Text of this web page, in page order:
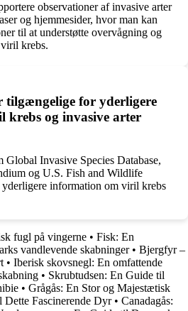
observationer af invasive arter
og hjemmesider, hvor man kan
til at understøtte overvågning og
krebs.
tilgængelige for yderligere
og invasive arter
Global Invasive Species Database,
og U.S. Fish and Wildlife
information om viril krebs
fugl på vingerne • Fisk: En
vandlevende skabninger• Bjergfyr –
• Iberisk skovsnegl: En omfattende
• Skrubtudsen: En Guide til
• Grågås: En Stor og Majestætisk
Fascinerende Dyr• Canadagås: